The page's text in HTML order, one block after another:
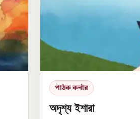
পাঠক কর্নার
অদৃশ্য ইশারা